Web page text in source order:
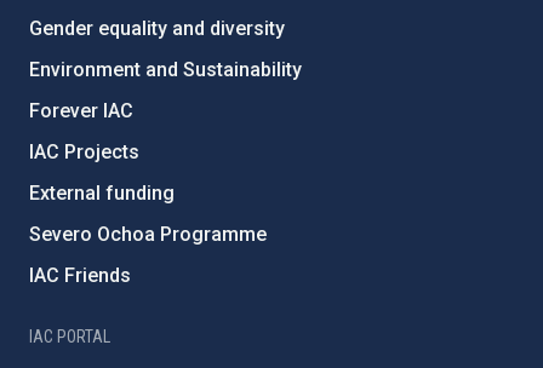
Gender equality and diversity
Environment and Sustainability
Forever IAC
IAC Projects
External funding
Severo Ochoa Programme
IAC Friends
IAC PORTAL